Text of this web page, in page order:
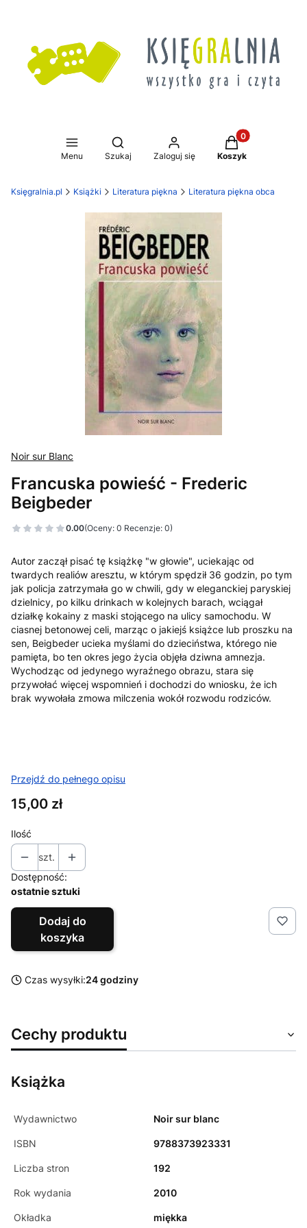
Menu
Otwórz wyszukiwarkę
Szukaj Zaloguj się
Produkty w
Koszyk
Księgralnia.pl Książki Literatura piękna Literatura piękna obca
Noir sur Blanc
Francuska powieść - Frederic
Beigbeder
0.00(Oceny: 0 Recenzje: 0)
Autor zaczął pisać tę książkę "w głowie", uciekając od
twardych realiów aresztu, w którym spędził 36 godzin, po tym
jak policja zatrzymała go w chwili, gdy w eleganckiej paryskiej
dzielnicy, po kilku drinkach w kolejnych barach, wciągał
działkę kokainy z maski stojącego na ulicy samochodu. W
ciasnej betonowej celi, marząc o jakiejś książce lub proszku na
sen, Beigbeder ucieka myślami do dzieciństwa, którego nie
pamięta, bo ten okres jego życia objęła dziwna amnezja.
Wychodząc od jedynego wyraźnego obrazu, stara się
przywołać więcej wspomnień i dochodzi do wniosku, że ich
brak wywołała zmowa milczenia wokół rozwodu rodziców.
Przejdź do pełnego opisu
Cena
15,00 zł
Ilość
szt.
Dostępność:
ostatnie sztuki
Dodaj do
koszyka
Czas wysyłki:24 godziny
Cechy produktu
Książka
Wydawnictwo Noir sur blanc
ISBN 9788373923331
Liczba stron 192
Rok wydania 2010
Okładka miękka